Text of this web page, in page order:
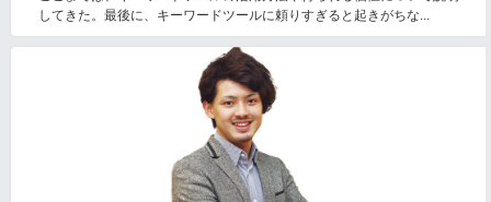
してきた。最後に、キーワードツールに頼りすぎると起きがちな...